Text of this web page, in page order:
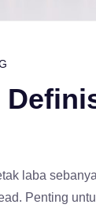
laba
Penting